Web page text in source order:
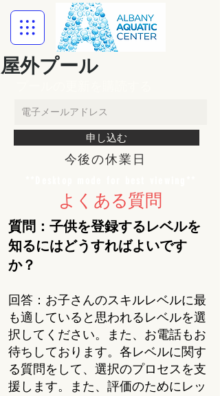
申し込む
今後の休業日
屋外プール
よくある質問
質問：子供を登録するレベルを
知るにはどうすればよいです
か？
回答：お子さんのスキルレベルに最
も適していると思われるレベルを選
択してください。また、お電話もお
待ちしております。各レベルに関す
る質問をして、選択のプロセスを支
援します。また、評価のためにレッ